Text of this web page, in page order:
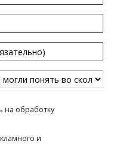
на обработку
и